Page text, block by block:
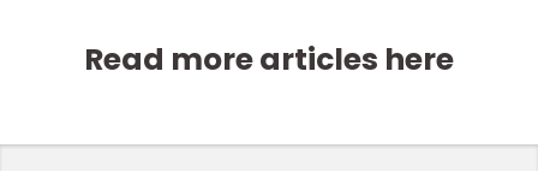
Read more articles here